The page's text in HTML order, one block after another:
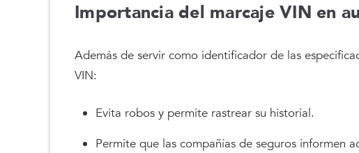
Importancia del marcaje VIN en
Además de servir como identificador de las
VIN:
Evita robos y permite rastrear su historial.
Permite que las compañías de seguros informen